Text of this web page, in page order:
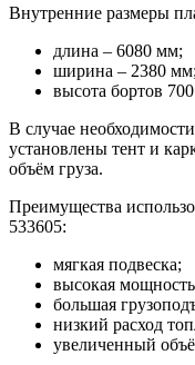
Внутренние размеры
длина – 6080 мм;
ширина – 2380 мм;
высота бортов
В случае
установлены тент и
объём груза.
Преимущества
533605:
мягкая подвеска;
высокая
большая
низкий расход
увеличенный